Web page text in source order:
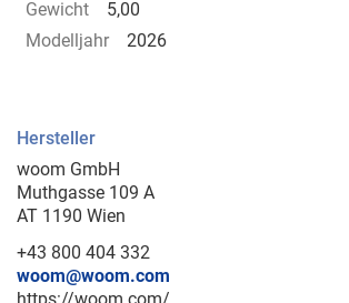
Gewicht
5,00
Modelljahr
2026
Hersteller
woom GmbH
Muthgasse 109 A
AT 1190 Wien
+43 800 404 332
woom@woom.com